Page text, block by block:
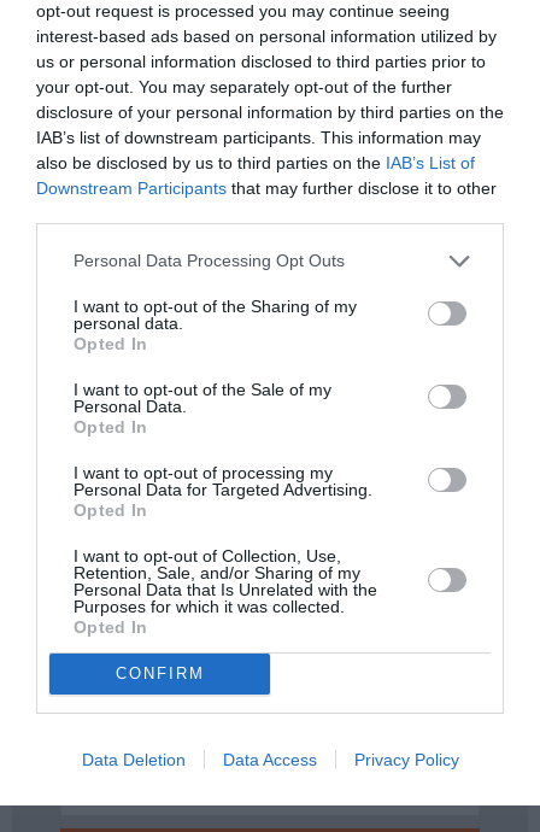
opt-out request is processed you may continue seeing
interest-based ads based on personal information utilized by
us or personal information disclosed to third parties prior to
your opt-out. You may separately opt-out of the further
disclosure of your personal information by third parties on the
IAB’s list of downstream participants. This information may
also be disclosed by us to third parties on the IAB’s List of
Downstream Participants that may further disclose it to other
Personal Data Processing Opt Outs
I want to opt-out of the Sharing of my
personal data.
Opted In
I want to opt-out of the Sale of my
Personal Data.
Opted In
I want to opt-out of processing my
Personal Data for Targeted Advertising.
Opted In
I want to opt-out of Collection, Use,
Retention, Sale, and/or Sharing of my
Personal Data that Is Unrelated with the
Purposes for which it was collected.
Opted In
CONFIRM
Data Deletion Data Access Privacy Policy
Spanish, Textile design
Ramón Recuero Ibáñez & David González Parrilla,
Escuela de Herreros Ramón Recuero, Spanish,
Metalworking
Ταυτότητα
Περισσότερες πληροφορίες: michelangelofoundation.org
μάθετε πρώτοι όλες τις ειδήσεις
Πολιτισμό στοCulturenow.gr
Νέοι Διαγωνισμοί❯
Tags
ΑΝΑΚΟΙΝΩΣΕΙΣ
ΕΚΠΑΙΔΕΥΤΙΚΑ ΠΡΟΓΡΑΜΜΑΤΑ
ΣΕΜΙΝΑΡΙΑ – ΣΥΝΕΔΡΙΑ
ΥΠΟΤΡΟΦΙΕΣ
Newsletter
Κάθε βδομάδα στο e-mail σας τα τελευταία νέα για